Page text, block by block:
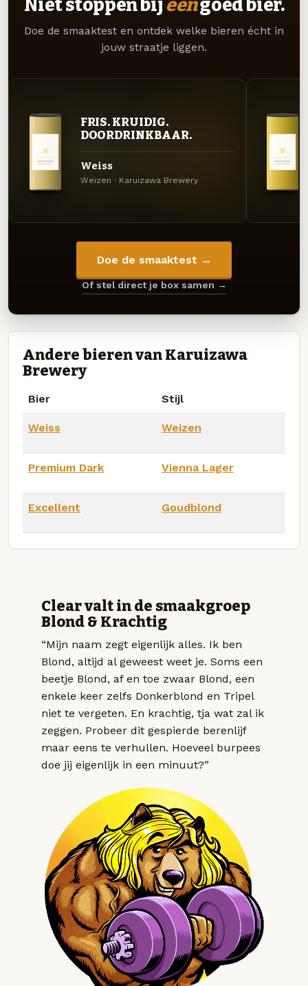
Niet stoppen bij ééngoed bier.
Doe de smaaktest en ontdek welke bieren écht in
jouw straatje liggen.
FRIS. KRUIDIG.
DOORDRINKBAAR.
Weiss
Weizen · Karuizawa Brewery
Doe de smaaktest →
Of stel direct je box samen →
Andere bieren van Karuizawa
Brewery
Bier Stijl
Weiss Weizen
Premium Dark Vienna Lager
Excellent Goudblond
Clear valt in de smaakgroep
Blond & Krachtig
“Mijn naam zegt eigenlijk alles. Ik ben
Blond, altijd al geweest weet je. Soms een
beetje Blond, af en toe zwaar Blond, een
enkele keer zelfs Donkerblond en Tripel
niet te vergeten. En krachtig, tja wat zal ik
zeggen. Probeer dit gespierde berenlijf
maar eens te verhullen. Hoeveel burpees
doe jij eigenlijk in een minuut?”